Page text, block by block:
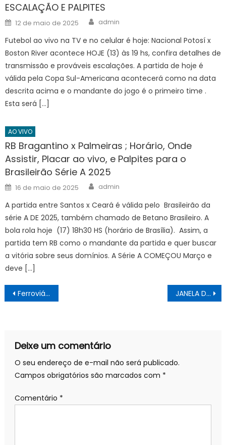
ESCALAÇÃO E PALPITES
Posted
on
12 de maio de 2025 Author
admin
Futebol ao vivo na TV e no celular é hoje: Nacional Potosí x
Boston River acontece HOJE (13) às 19 hs, confira detalhes de
transmissão e prováveis escalações. A partida de hoje é
válida pela Copa Sul-Americana acontecerá como na data
descrita acima e o mandante do jogo é o primeiro time .
Esta será […]
AO VIVO
RB Bragantino x Palmeiras ; Horário, Onde
Assistir, Placar ao vivo, e Palpites para o
Brasileirão Série A 2025
Posted
on
16 de maio de 2025 Author
admin
A partida entre Santos x Ceará é válida pelo Brasileirão da
série A DE 2025, também chamado de Betano Brasileiro. A
bola rola hoje (17) 18h30 HS (horário de Brasília). Assim, a
partida tem RB como o mandante da partida e quer buscar
a vitória sobre seus domínios. A Série A COMEÇOU Março e
deve […]
Navegação
de
Ferroviária x Cruzeiro, Atlético-MG x Flamengo AO VIVO COM IMAGENS BRASILEIRÃO FEMININO 2024, HOJE (29/03) palpites JANELA DE TRANSFERÊNCIAS DO FUTEBOL BRASILEIRO REABRE HIJE (01/04), ENTENDA
Deixe um comentário
O seu endereço de e-mail não será publicado.
Campos obrigatórios são marcados com *
Comentário *